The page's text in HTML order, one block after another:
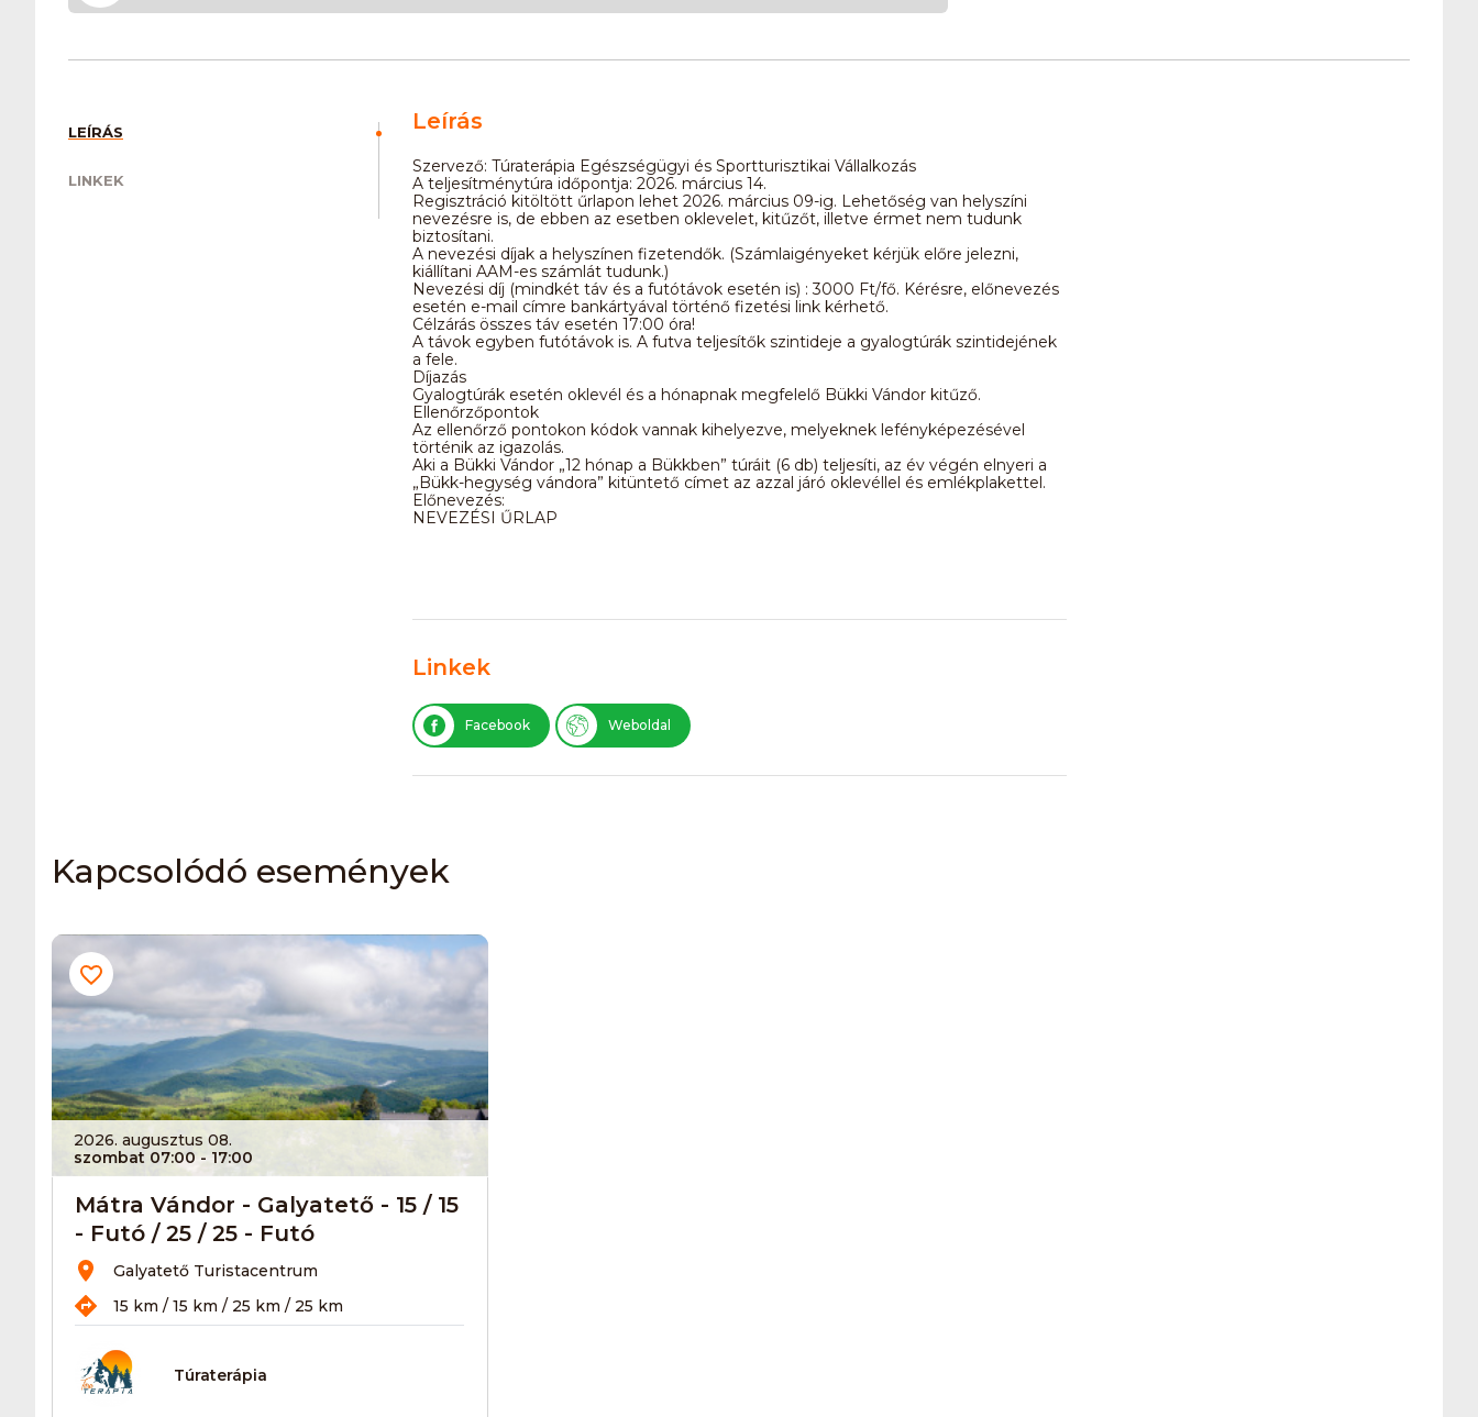
LEÍRÁS
LINKEK
Leírás
Szervező: Túraterápia Egészségügyi és Sportturisztikai Vállalkozás
A teljesítménytúra időpontja: 2026. március 14.
Regisztráció kitöltött űrlapon lehet 2026. március 09-ig. Lehetőség van helyszíni
nevezésre is, de ebben az esetben oklevelet, kitűzőt, illetve érmet nem tudunk
biztosítani.
A nevezési díjak a helyszínen fizetendők. (Számlaigényeket kérjük előre jelezni,
kiállítani AAM-es számlát tudunk.)
Nevezési díj (mindkét táv és a futótávok esetén is) : 3000 Ft/fő. Kérésre, előnevezés
esetén e-mail címre bankártyával történő fizetési link kérhető.
Célzárás összes táv esetén 17:00 óra!
A távok egyben futótávok is. A futva teljesítők szintideje a gyalogtúrák szintidejének
a fele.
Díjazás
Gyalogtúrák esetén oklevél és a hónapnak megfelelő Bükki Vándor kitűző.
Ellenőrzőpontok
Az ellenőrző pontokon kódok vannak kihelyezve, melyeknek lefényképezésével
történik az igazolás.
Aki a Bükki Vándor „12 hónap a Bükkben” túráit (6 db) teljesíti, az év végén elnyeri a
„Bükk-hegység vándora” kitüntető címet az azzal járó oklevéllel és emlékplakettel.
Előnevezés:
NEVEZÉSI ŰRLAP
Linkek
Facebook Weboldal
Kapcsolódó események
2026. augusztus 08.
szombat 07:00 - 17:00
Mátra Vándor - Galyatető - 15 / 15
- Futó / 25 / 25 - Futó
Galyatető Turistacentrum
15 km / 15 km / 25 km / 25 km
Túraterápia